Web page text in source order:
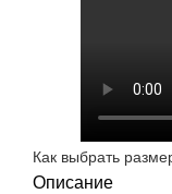
Как выбрать
Описание